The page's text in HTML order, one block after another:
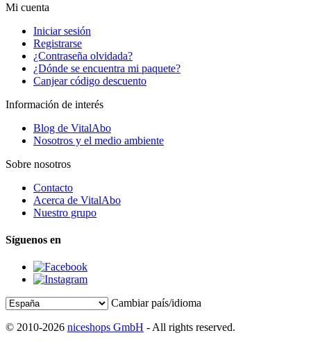
Mi cuenta
Iniciar sesión
Registrarse
¿Contraseña olvidada?
¿Dónde se encuentra mi paquete?
Canjear código descuento
Información de interés
Blog de VitalAbo
Nosotros y el medio ambiente
Sobre nosotros
Contacto
Acerca de VitalAbo
Nuestro grupo
Síguenos en
Cambiar país/idioma
© 2010-2026 niceshops GmbH - All rights reserved.